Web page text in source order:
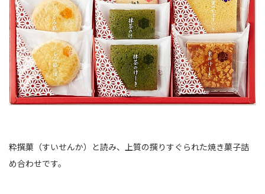
粋撰菓（すいせんか）と読み、上質の撰りすぐられた焼き菓子詰
め合わせです。